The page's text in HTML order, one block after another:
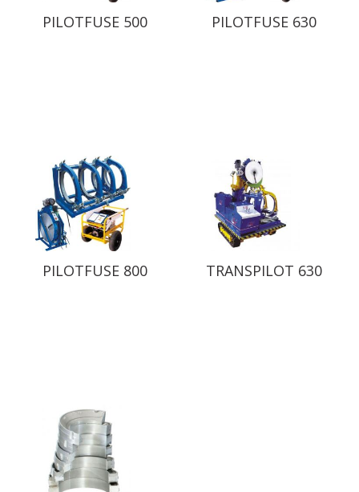
PILOTFUSE 500 PILOTFUSE 630
PILOTFUSE 800 TRANSPILOT 630